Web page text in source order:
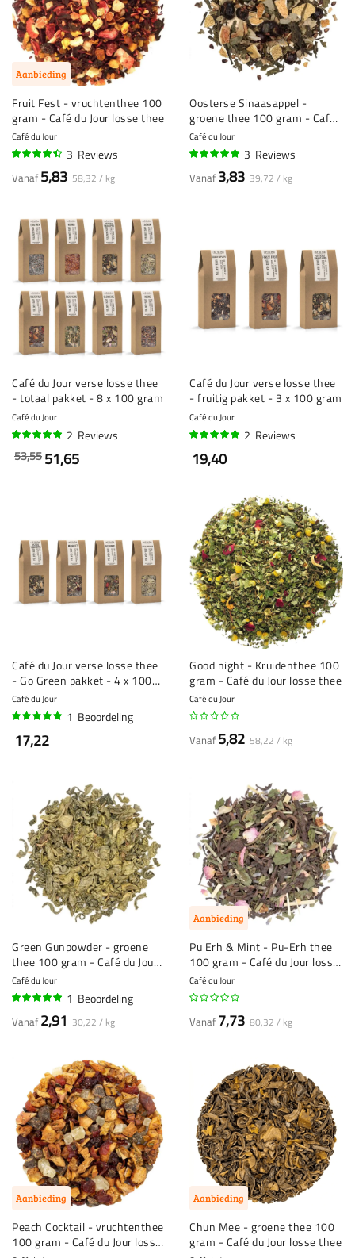
Aanbieding
Fruit Fest - vruchtenthee 100
gram - Café du Jour losse thee
Café du Jour
3 Reviews
Vanaf 5,83 58,32 / kg
Oosterse Sinaasappel -
groene thee 100 gram - Café
du Jour losse thee
Café du Jour
3 Reviews
Vanaf 3,83 39,72 / kg
Café du Jour verse losse thee
- totaal pakket - 8 x 100 gram
Café du Jour
2 Reviews
51,65
53,55
Café du Jour verse losse thee
- fruitig pakket - 3 x 100 gram
Café du Jour
2 Reviews
19,40
Café du Jour verse losse thee
- Go Green pakket - 4 x 100
gram
Café du Jour
1 Beoordeling
17,22
Good night - Kruidenthee 100
gram - Café du Jour losse thee
Café du Jour
Vanaf 5,82 58,22 / kg
Green Gunpowder - groene
thee 100 gram - Café du Jour
losse thee
Café du Jour
1 Beoordeling
Vanaf 2,91 30,22 / kg
Aanbieding
Pu Erh & Mint - Pu-Erh thee
100 gram - Café du Jour losse
thee
Café du Jour
Vanaf 7,73 80,32 / kg
Aanbieding
Peach Cocktail - vruchtenthee
100 gram - Café du Jour losse
Aanbieding
Chun Mee - groene thee 100
gram - Café du Jour losse thee